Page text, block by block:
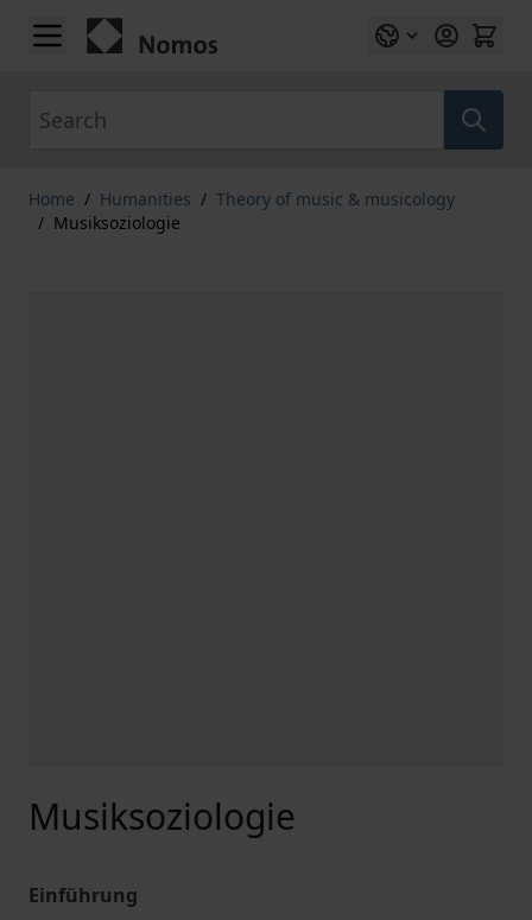
Skip to Content
Home / Humanities / Theory of music & musicology
/ Musiksoziologie
Musiksoziologie
Einführung